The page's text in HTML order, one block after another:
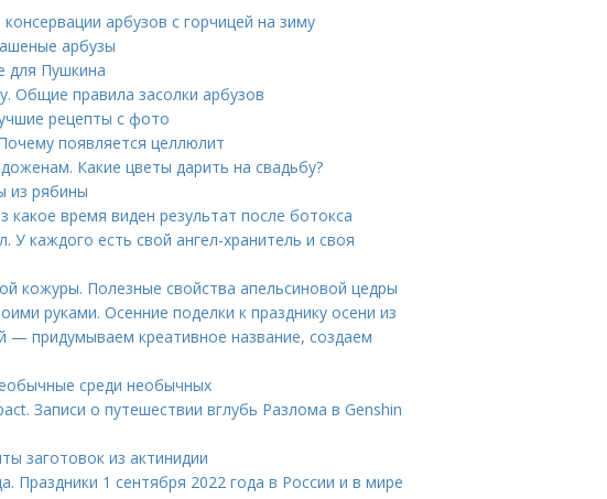
арбузов с горчицей на зиму
арбузы
для Пушкина
Общие правила засолки арбузов
рецепты с фото
появляется целлюлит
Какие цветы дарить на свадьбу?
из рябины
какое время виден результат после ботокса
У каждого есть свой ангел-хранитель и своя
кожуры. Полезные свойства апельсиновой цедры
руками. Осенние поделки к празднику осени из
— придумываем креативное название, создаем
среди необычных
Записи о путешествии вглубь Разлома в Genshin
заготовок из актинидии
Праздники 1 сентября 2022 года в России и в мире